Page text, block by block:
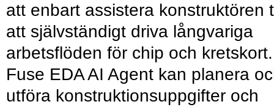
att enbart assistera konstruktören
att självständigt driva långvariga
arbetsflöden för chip och kretskort.
Fuse EDA AI Agent kan planera
utföra konstruktionsuppgifter och